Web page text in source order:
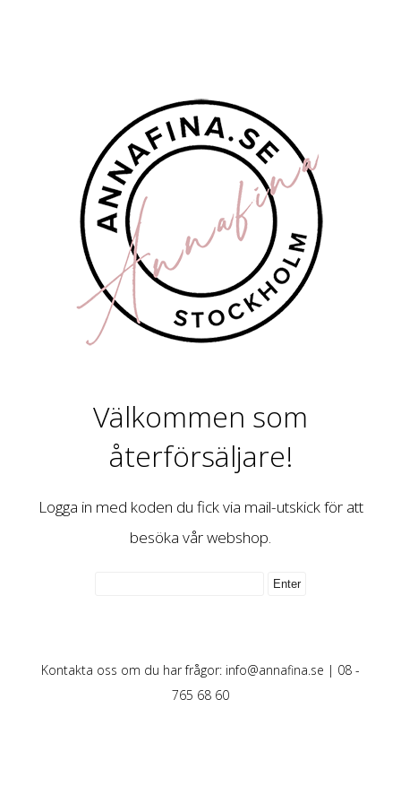
Välkommen som
återförsäljare!
Logga in med koden du fick via mail-utskick för att
besöka vår webshop.
Kontakta oss om du har frågor: info@annafina.se | 08 -
765 68 60